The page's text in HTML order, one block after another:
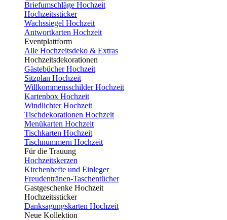
Briefumschläge Hochzeit
Hochzeitssticker
Wachssiegel Hochzeit
Antwortkarten Hochzeit
Eventplattform
Alle Hochzeitsdeko & Extras
Hochzeitsdekorationen
Gästebücher Hochzeit
Sitzplan Hochzeit
Willkommensschilder Hochzeit
Kartenbox Hochzeit
Windlichter Hochzeit
Tischdekorationen Hochzeit
Menükarten Hochzeit
Tischkarten Hochzeit
Tischnummern Hochzeit
Für die Trauung
Hochzeitskerzen
Kirchenhefte und Einleger
Freudentränen-Taschentücher
Gastgeschenke Hochzeit
Hochzeitssticker
Danksagungskarten Hochzeit
Neue Kollektion